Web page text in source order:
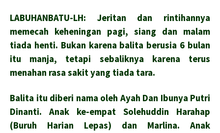
LABUHANBATU-LH: Jeritan dan rintihannya
memecah keheningan pagi, siang dan malam
tiada henti. Bukan karena balita berusia 6 bulan
itu manja, tetapi sebaliknya karena terus
menahan rasa sakit yang tiada tara.
Balita itu diberi nama oleh Ayah Dan Ibunya Putri
Dinanti. Anak ke-empat Solehuddin Harahap
(Buruh Harian Lepas) dan Marlina. Anak